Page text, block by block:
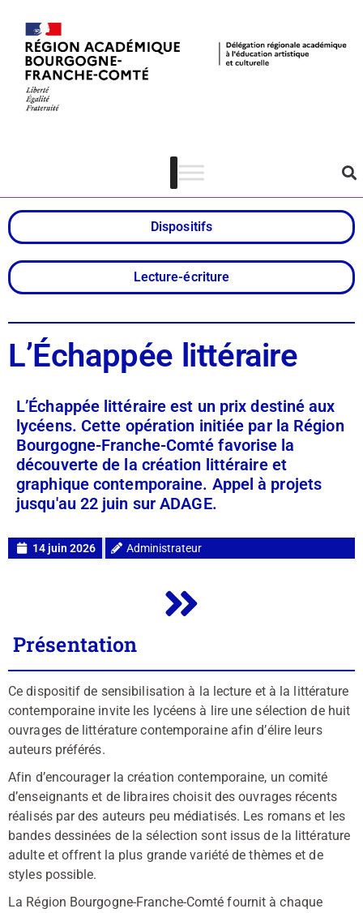
L’Échappée
littéraire
Dispositifs
Lecture-écriture
L’Échappée littéraire
L’Échappée littéraire est un prix destiné aux
lycéens. Cette opération initiée par la Région
Bourgogne-Franche-Comté favorise la
découverte de la création littéraire et
graphique contemporaine. Appel à projets
jusqu'au 22 juin sur ADAGE.
14 juin 2026 Administrateur
Présentation
Ce dispositif de sensibilisation à la lecture et à la littérature
contemporaine invite les lycéens à lire une sélection de huit
ouvrages de littérature contemporaine afin d’élire leurs
auteurs préférés.
Afin d’encourager la création contemporaine, un comité
d’enseignants et de libraires choisit des ouvrages récents
réalisés par des auteurs peu médiatisés. Les romans et les
bandes dessinées de la sélection sont issus de la littérature
adulte et offrent la plus grande variété de thèmes et de
styles possible.
La Région Bourgogne-Franche-Comté fournit à chaque